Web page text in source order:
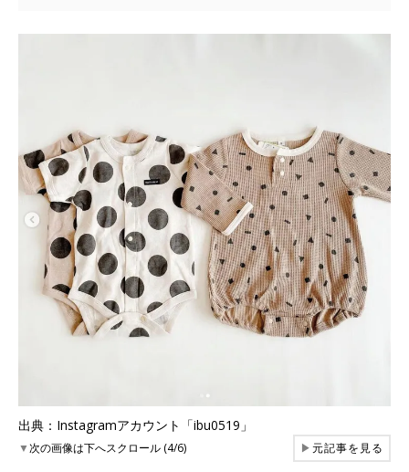
出典：Instagramアカウント「ibu0519」
▼次の画像は下へスクロール (4/6) ▶元記事を見る